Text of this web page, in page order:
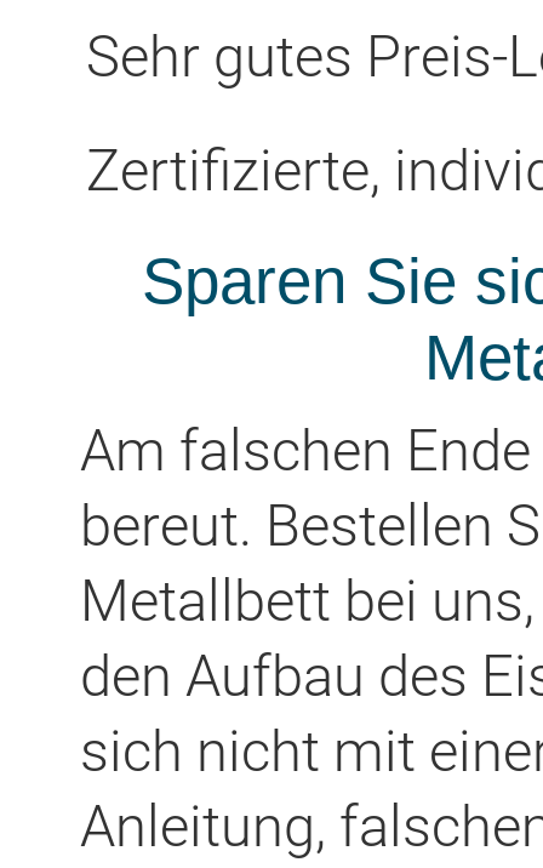
Sehr gutes Preis-
Zertifizierte,
Sparen Sie
Am falschen
bereut. Bestellen
Metallbett bei
den Aufbau des
sich nicht mit
Anleitung,